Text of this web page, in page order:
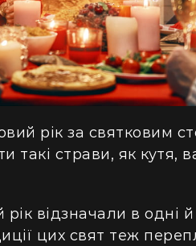
перетворили хату в
куточок (фото)
рік за святковим
такі страви, як кутя,
рік відзначали в одні
цих свят теж